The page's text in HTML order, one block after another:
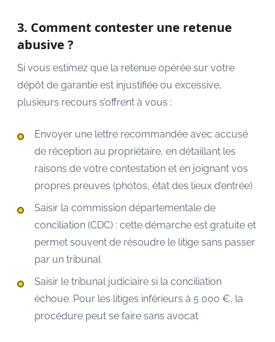
3. Comment contester une retenue
abusive ?
Si vous estimez que la retenue opérée sur votre
dépôt de garantie est injustifiée ou excessive,
plusieurs recours s’offrent à vous :
Envoyer une lettre recommandée avec accusé
de réception au propriétaire, en détaillant les
raisons de votre contestation et en joignant vos
propres preuves (photos, état des lieux d’entrée)
Saisir la commission départementale de
conciliation (CDC) : cette démarche est gratuite et
permet souvent de résoudre le litige sans passer
par un tribunal
Saisir le tribunal judiciaire si la conciliation
échoue. Pour les litiges inférieurs à 5 000 €, la
procédure peut se faire sans avocat